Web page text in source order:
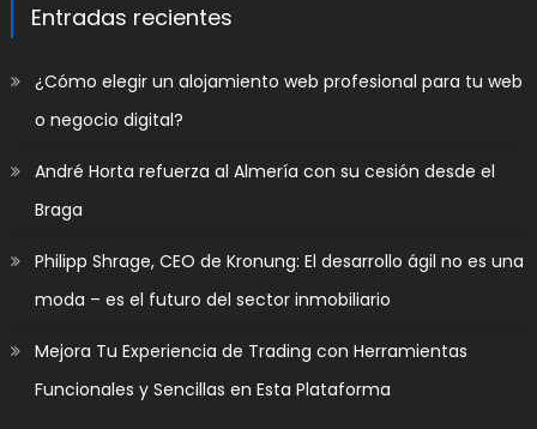
Entradas recientes
​¿Cómo elegir un alojamiento web profesional para tu web
o negocio digital?
André Horta refuerza al Almería con su cesión desde el
Braga
Philipp Shrage, CEO de Kronung: El desarrollo ágil no es una
moda – es el futuro del sector inmobiliario
Mejora Tu Experiencia de Trading con Herramientas
Funcionales y Sencillas en Esta Plataforma